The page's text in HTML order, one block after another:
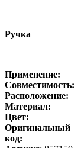
Ручка
Применение:
Совместимость:
Расположение:
Материал:
Цвет:
Оригинальный
код: